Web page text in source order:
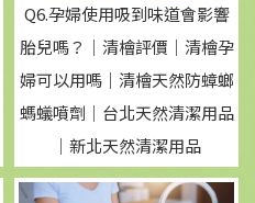
Q6.孕婦使用吸到味道會影響
胎兒嗎？｜清檜評價｜清檜孕
婦可以用嗎｜清檜天然防蟑螂
螞蟻噴劑｜台北天然清潔用品
｜新北天然清潔用品